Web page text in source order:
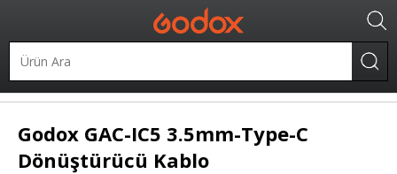
Godox GAC-IC5 3.5mm-Type-C
Dönüştürücü Kablo